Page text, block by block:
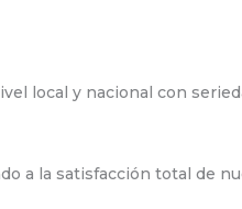
local y nacional con
a la satisfacción total de